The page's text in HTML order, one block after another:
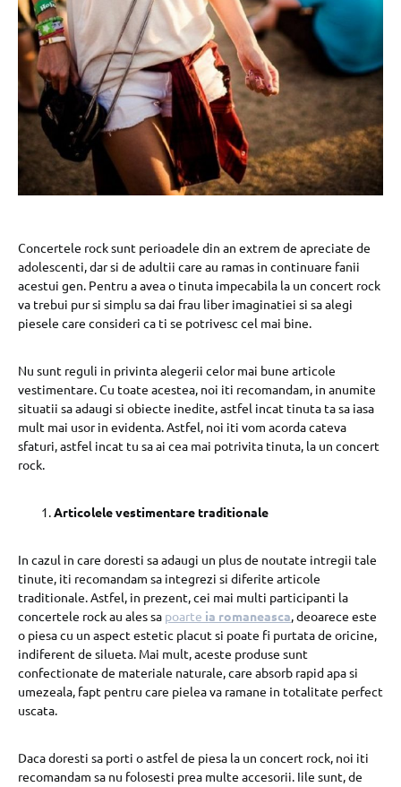
Concertele rock sunt perioadele din an extrem de apreciate de
adolescenti, dar si de adultii care au ramas in continuare fanii
acestui gen. Pentru a avea o tinuta impecabila la un concert rock
va trebui pur si simplu sa dai frau liber imaginatiei si sa alegi
piesele care consideri ca ti se potrivesc cel mai bine.
Nu sunt reguli in privinta alegerii celor mai bune articole
vestimentare. Cu toate acestea, noi iti recomandam, in anumite
situatii sa adaugi si obiecte inedite, astfel incat tinuta ta sa iasa
mult mai usor in evidenta. Astfel, noi iti vom acorda cateva
sfaturi, astfel incat tu sa ai cea mai potrivita tinuta, la un concert
rock.
Articolele vestimentare traditionale
In cazul in care doresti sa adaugi un plus de noutate intregii tale
tinute, iti recomandam sa integrezi si diferite articole
traditionale. Astfel, in prezent, cei mai multi participanti la
concertele rock au ales sa poarte ia romaneasca, deoarece este
o piesa cu un aspect estetic placut si poate fi purtata de oricine,
indiferent de silueta. Mai mult, aceste produse sunt
confectionate de materiale naturale, care absorb rapid apa si
umezeala, fapt pentru care pielea va ramane in totalitate perfect
uscata.
Daca doresti sa porti o astfel de piesa la un concert rock, noi iti
recomandam sa nu folosesti prea multe accesorii. Iile sunt, de